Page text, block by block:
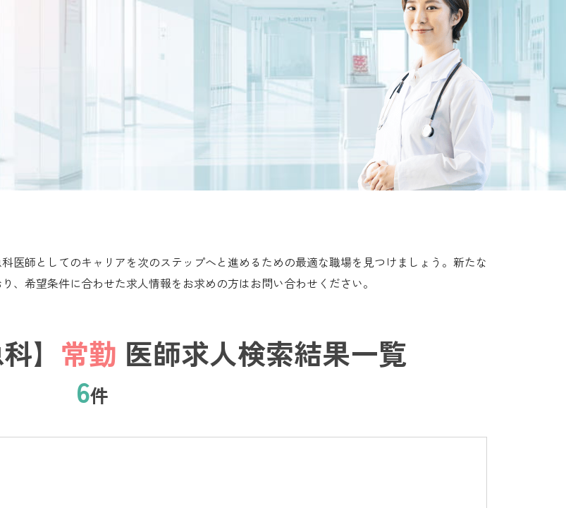
医師としてのキャリアを次のステップへと進めるための最適な職場を見つけましょう。新たな
希望条件に合わせた求人情報をお求めの方はお問い合わせください。
】 常勤 医師求人検索結果一覧
6件